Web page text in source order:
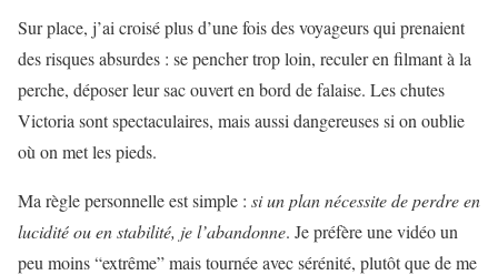
Sur place, j’ai croisé plus d’une fois des voyageurs qui prenaient
des risques absurdes : se pencher trop loin, reculer en filmant à la
perche, déposer leur sac ouvert en bord de falaise. Les chutes
Victoria sont spectaculaires, mais aussi dangereuses si on oublie
où on met les pieds.
Ma règle personnelle est simple : si un plan nécessite de perdre en
lucidité ou en stabilité, je l’abandonne. Je préfère une vidéo un
peu moins “extrême” mais tournée avec sérénité, plutôt que de me